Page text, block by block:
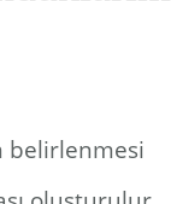
belirlenmesi